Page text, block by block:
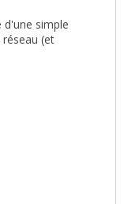
simple
(et